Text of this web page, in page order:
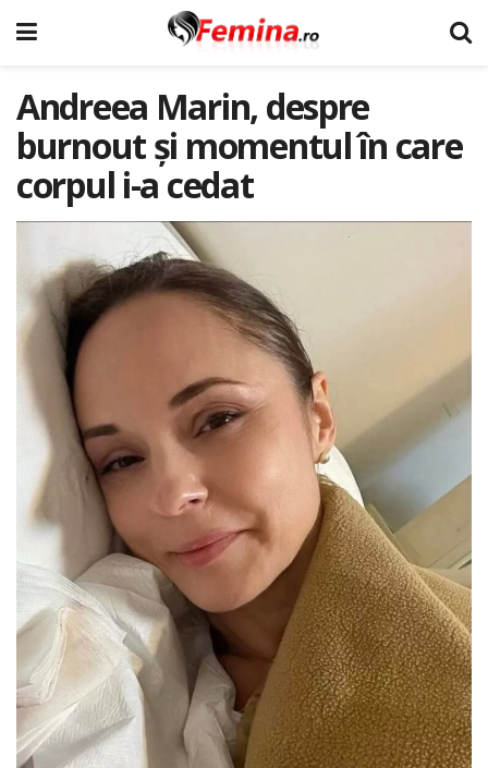
Andreea Marin, despre
burnout și momentul în care
corpul i-a cedat